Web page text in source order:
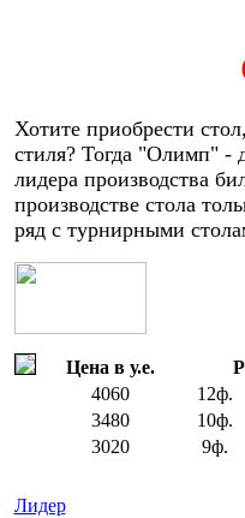
Хотите приобрести
стиля? Тогда "Олимп" -
лидера производства
производстве стола
ряд с турнирными
Цена в у.е.
4060
12ф.
3480
10ф.
3020
9ф.
Лидер